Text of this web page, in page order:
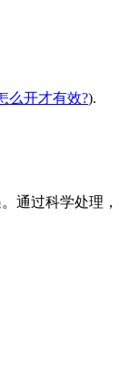
么开才有效?).
通过科学处理